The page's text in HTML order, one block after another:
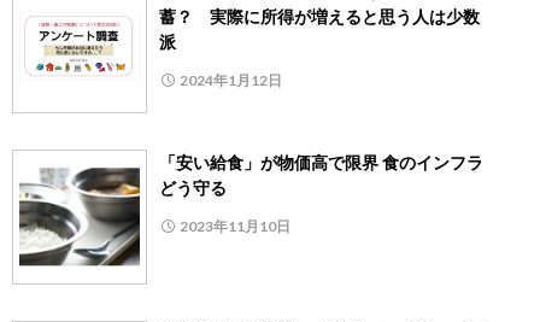
蓄？ 実際に所得が増えると思う人は少数
派
2024年1月12日
「安い給食」が物価高で限界 食のインフラ
どう守る
2023年11月10日